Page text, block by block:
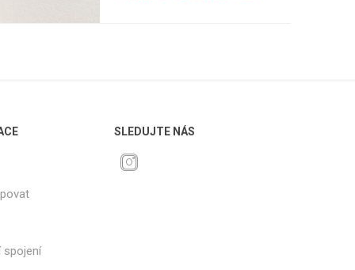
spojení
SLEDUJTE NÁS